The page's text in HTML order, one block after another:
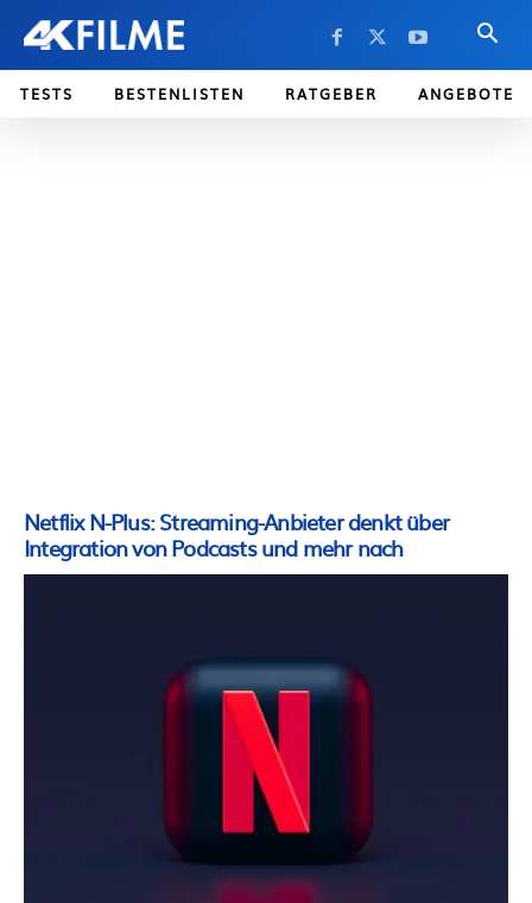
TESTS BESTENLISTEN RATGEBER ANGEBOTE
Netflix N-Plus: Streaming-Anbieter denkt über
Integration von Podcasts und mehr nach